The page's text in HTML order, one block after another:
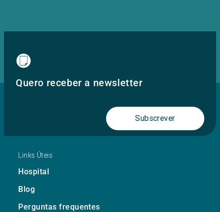
Quero receber a newsletter
Subscrever
Links Úteis
Hospital
Blog
Perguntas frequentes